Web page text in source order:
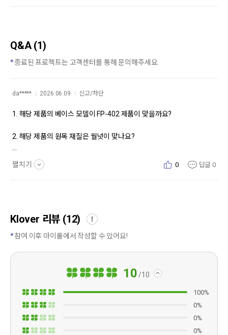
Q&A (1)
종료된 프로젝트는 고객센터를 통해 문의해주세요.
da***** 2026.06.09 신고/차단
1. 해당 제품의 베이스 모델이 FP-402 제품이 맞을까요?
2. 해당 제품의 원목 재질은 월넛이 맞나요?
3. 닙과 피드는 슈미트가 제품이 맞을까요?
펼치기 0 답글0
Klover 리뷰 (12)
참여 이후 마이룸에서 작성할 수 있어요!
10 10
100%
0%
0%
0%